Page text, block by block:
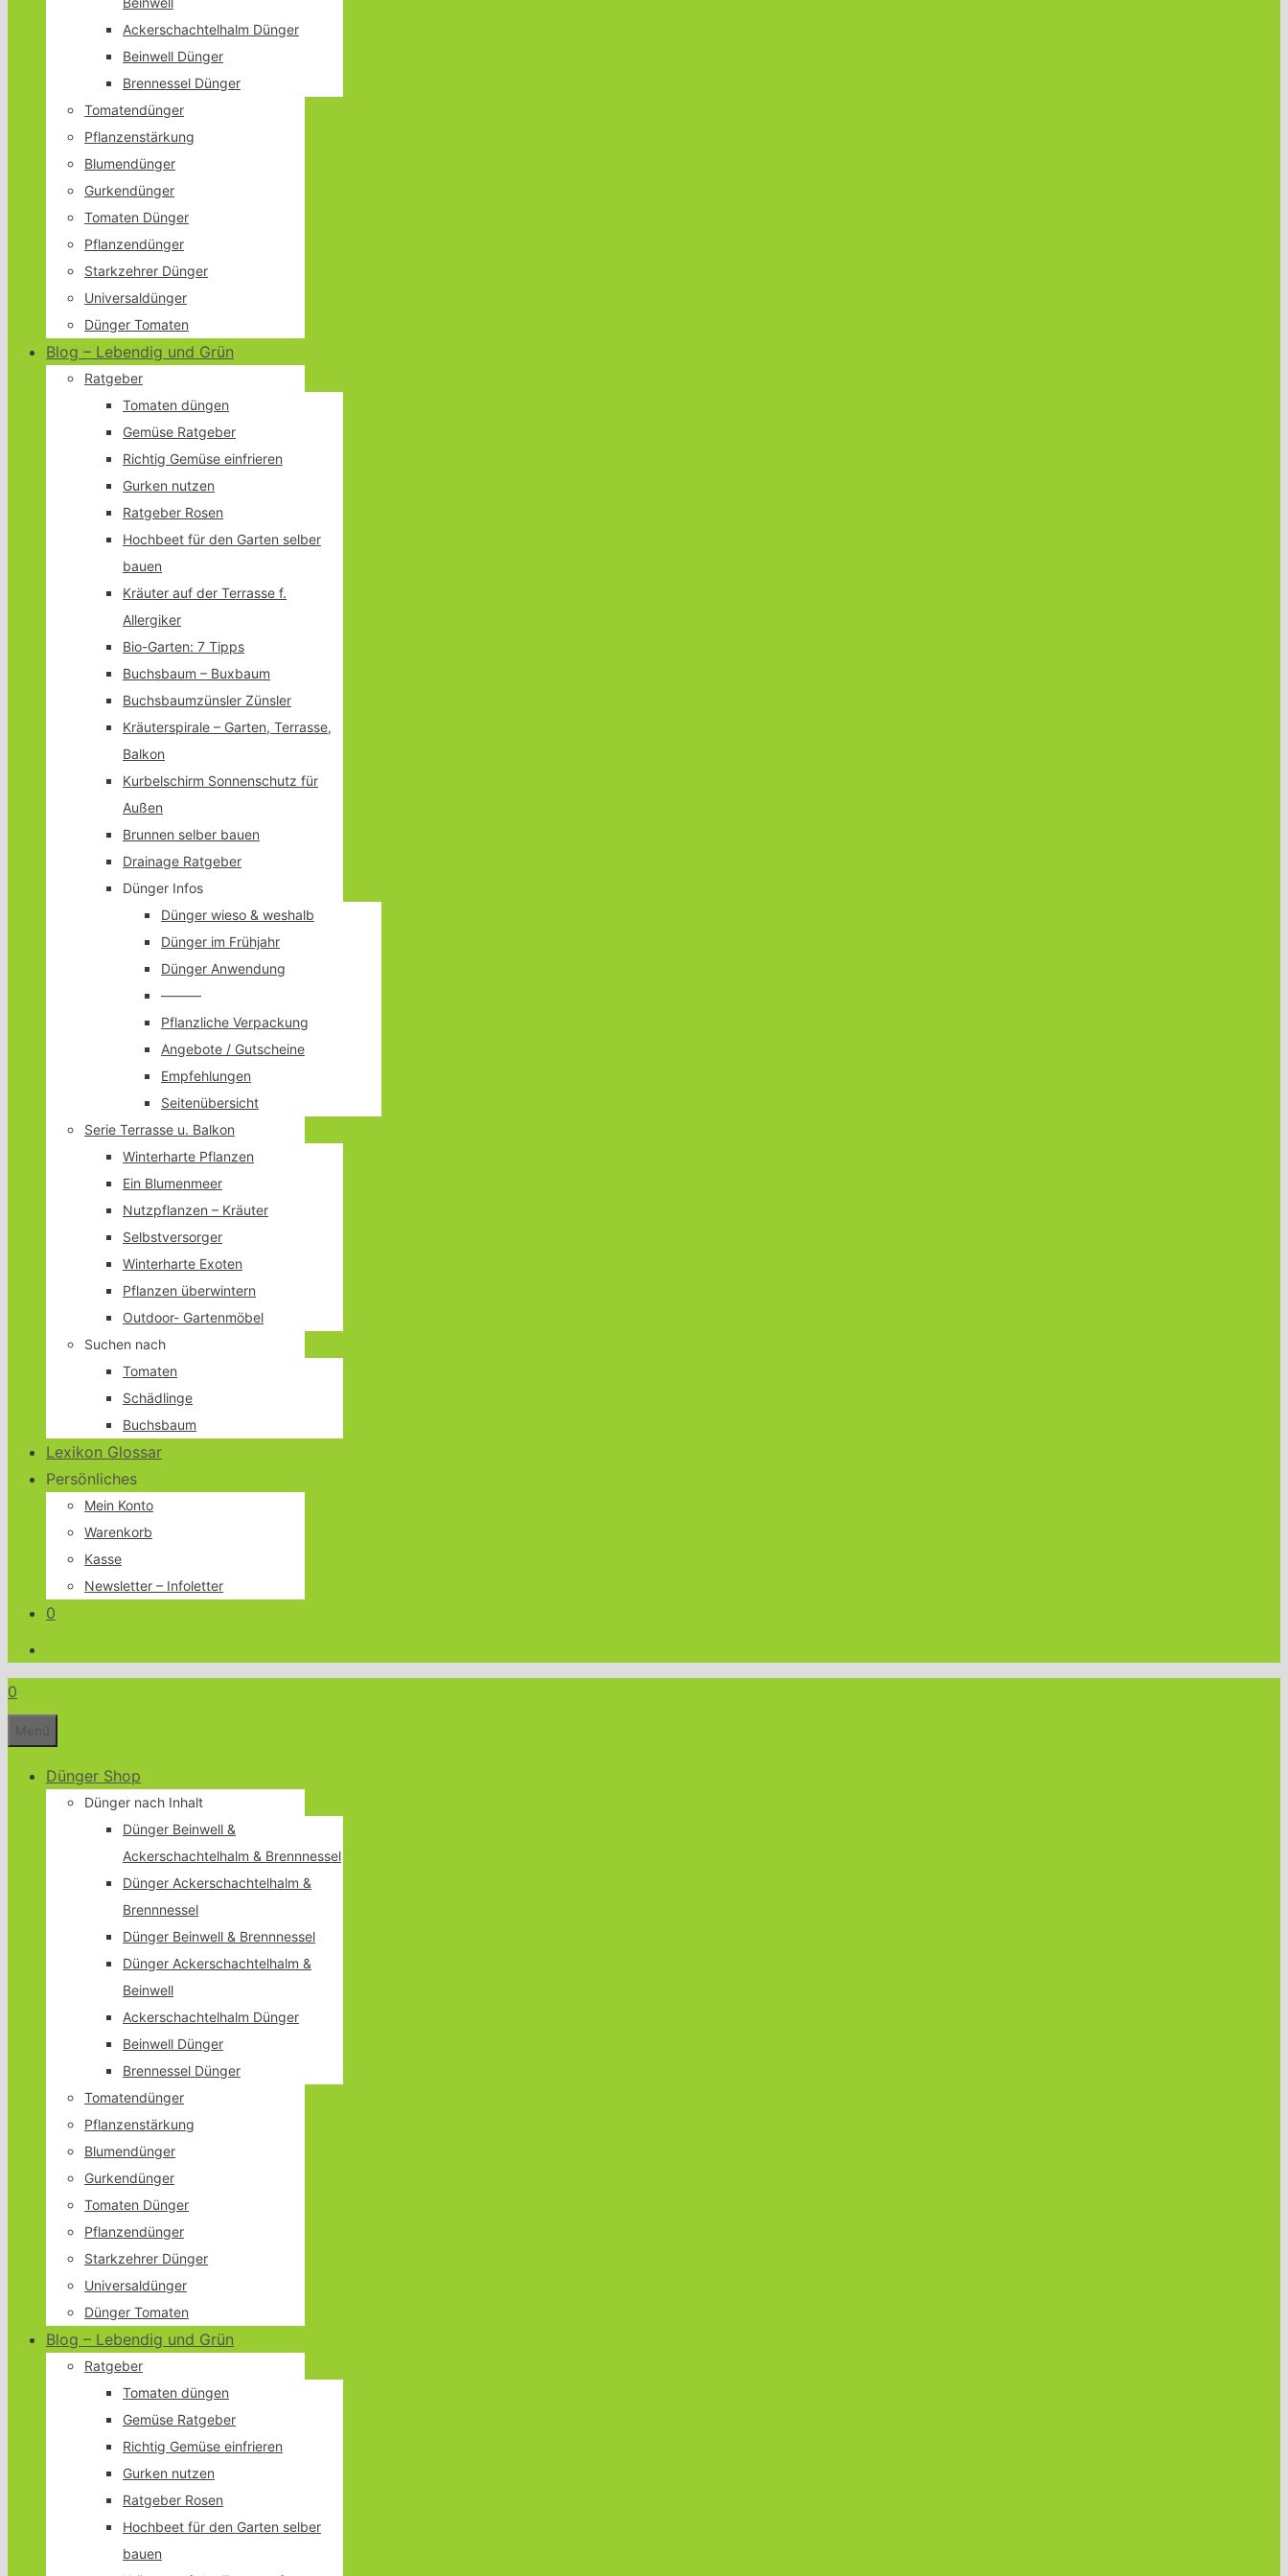
Ackerschachtelhalm Dünger
Beinwell Dünger
Brennessel Dünger
Tomatendünger
Pflanzenstärkung
Blumendünger
Gurkendünger
Tomaten Dünger
Pflanzendünger
Starkzehrer Dünger
Universaldünger
Dünger Tomaten
Blog – Lebendig und Grün
Ratgeber
Tomaten düngen
Gemüse Ratgeber
Richtig Gemüse einfrieren
Gurken nutzen
Ratgeber Rosen
Hochbeet für den Garten selber
bauen
Kräuter auf der Terrasse f.
Allergiker
Bio-Garten: 7 Tipps
Buchsbaum – Buxbaum
Buchsbaumzünsler Zünsler
Kräuterspirale – Garten, Terrasse,
Balkon
Kurbelschirm Sonnenschutz für
Außen
Brunnen selber bauen
Drainage Ratgeber
Dünger Infos
Dünger wieso & weshalb
Dünger im Frühjahr
Dünger Anwendung
———
Pflanzliche Verpackung
Angebote / Gutscheine
Empfehlungen
Seitenübersicht
Serie Terrasse u. Balkon
Winterharte Pflanzen
Ein Blumenmeer
Nutzpflanzen – Kräuter
Selbstversorger
Winterharte Exoten
Pflanzen überwintern
Outdoor- Gartenmöbel
Suchen nach
Tomaten
Schädlinge
Buchsbaum
Lexikon Glossar
Persönliches
Mein Konto
Warenkorb
Kasse
Newsletter – Infoletter
0
0
Dünger Shop
Dünger nach Inhalt
Dünger Beinwell &
Ackerschachtelhalm & Brennnessel
Dünger Ackerschachtelhalm &
Brennnessel
Dünger Beinwell & Brennnessel
Dünger Ackerschachtelhalm &
Beinwell
Ackerschachtelhalm Dünger
Beinwell Dünger
Brennessel Dünger
Tomatendünger
Pflanzenstärkung
Blumendünger
Gurkendünger
Tomaten Dünger
Pflanzendünger
Starkzehrer Dünger
Universaldünger
Dünger Tomaten
Blog – Lebendig und Grün
Ratgeber
Tomaten düngen
Gemüse Ratgeber
Richtig Gemüse einfrieren
Gurken nutzen
Ratgeber Rosen
Hochbeet für den Garten selber
bauen